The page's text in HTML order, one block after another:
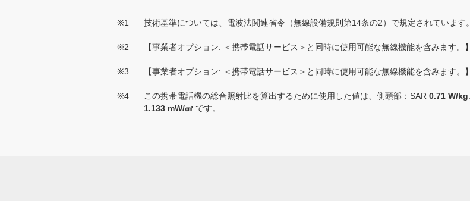
※1 技術基準については、電波法関連省令（無線設備規則第14条の2）で規定されています。
※2 【事業者オプション: ＜携帯電話サービス＞と同時に使用可能な無線機能を含みます。】
※3 【事業者オプション: ＜携帯電話サービス＞と同時に使用可能な無線機能を含みます。】
※4 この携帯電話機の総合照射比を算出するために使用した値は、側頭部：SAR 0.71 W/kg
1.133 mW/㎠ です。